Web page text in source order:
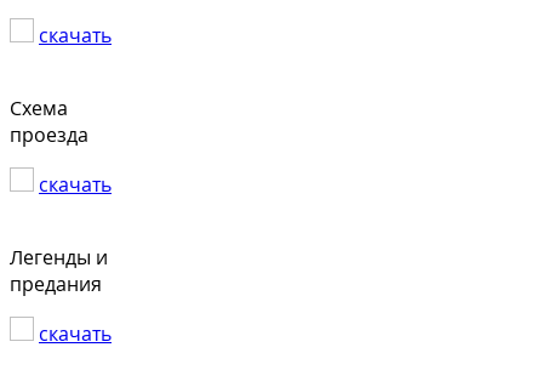
скачать
Схема
проезда
скачать
Легенды и
предания
скачать